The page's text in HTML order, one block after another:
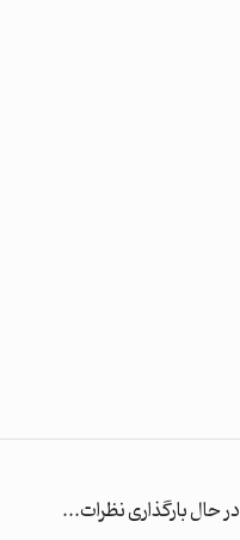
در حال بارگذاری نظرات...